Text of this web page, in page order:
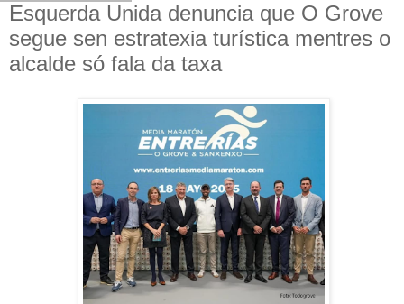
Esquerda Unida denuncia que O Grove
segue sen estratexia turística mentres o
alcalde só fala da taxa